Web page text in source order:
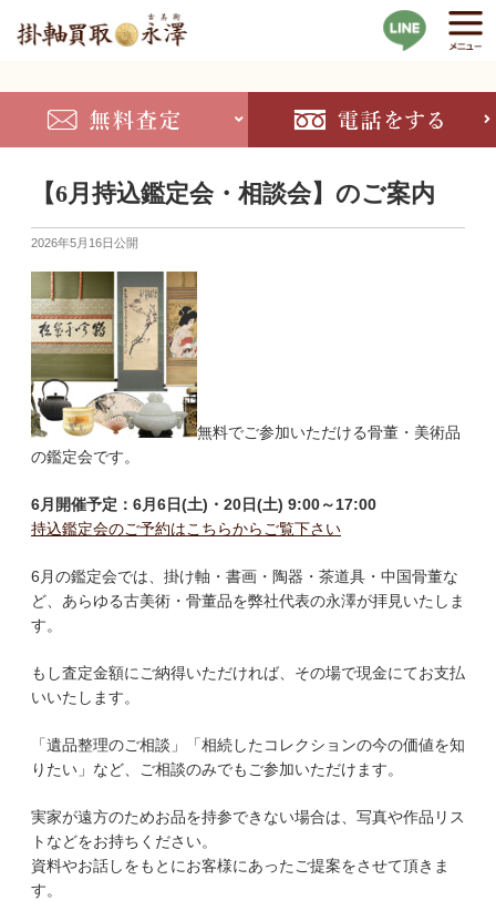
【6月持込鑑定会・相談会】のご案内
2026年5月16日公開
無料でご参加いただける骨董・美術品
の鑑定会です。
6月開催予定：6月6日(土)・20日(土) 9:00～17:00
持込鑑定会のご予約はこちらからご覧下さい
6月の鑑定会では、掛け軸・書画・陶器・茶道具・中国骨董な
ど、あらゆる古美術・骨董品を弊社代表の永澤が拝見いたしま
す。
もし査定金額にご納得いただければ、その場で現金にてお支払
いいたします。
「遺品整理のご相談」「相続したコレクションの今の価値を知
りたい」など、ご相談のみでもご参加いただけます。
実家が遠方のためお品を持参できない場合は、写真や作品リス
トなどをお持ちください。
資料やお話しをもとにお客様にあったご提案をさせて頂きま
す。